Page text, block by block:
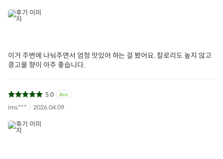
이거 주변에 나눠주면서 엄청 맛있어 하는 걸 봤어요. 칼로리도 높지 않고
콩고물 향이 아주 좋습니다.
5.0
ims***
2026.04.09